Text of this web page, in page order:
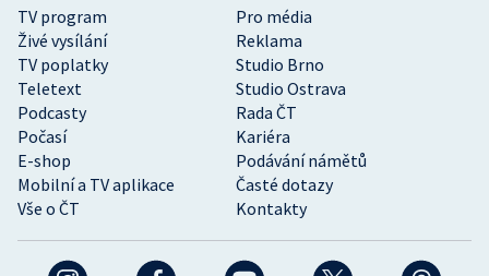
TV program
Pro média
Živé vysílání
Reklama
TV poplatky
Studio Brno
Teletext
Studio Ostrava
Podcasty
Rada ČT
Počasí
Kariéra
E-shop
Podávání námětů
Mobilní a TV aplikace
Časté dotazy
Vše o ČT
Kontakty